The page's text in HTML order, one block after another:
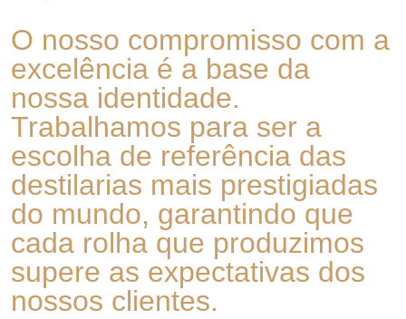
O nosso compromisso com a
excelência é a base da
nossa identidade.
Trabalhamos para ser a
escolha de referência das
destilarias mais prestigiadas
do mundo, garantindo que
cada rolha que produzimos
supere as expectativas dos
nossos clientes.